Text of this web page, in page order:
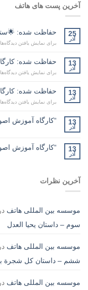
آخرین پست های هاتف
25
آذر
حفاظت شده:
برای نمایش یافتن
13
آذر
حفاظت شده:
برای نمایش یافتن
13
آذر
حفاظت شده:
برای نمایش یافتن
13
آذر
“کارگاه آموزش
13
آذر
“کارگاه آموزش
آخرین نظرات
موسسه بین المللی هاتف در
سوم – داستان یحیا العدل
موسسه بین المللی هاتف در
ششم – داستان کل شجرة
موسسه بین المللی هاتف در